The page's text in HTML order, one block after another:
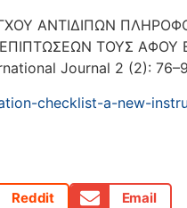
ΑΝΤΙΔΙΠΩΝ
ΤΟΥΣ
Journal 2 (2):
checklist-a-new-
Reddit Email